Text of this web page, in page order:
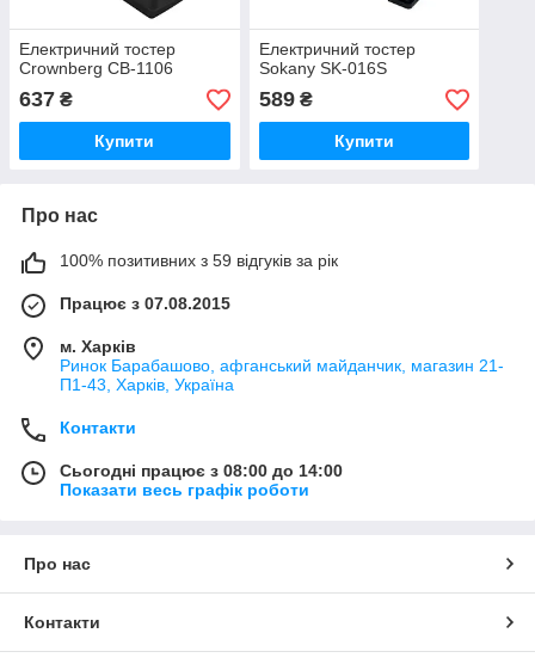
Електричний тостер
Crownberg CB-1106
637 ₴
Купити
Електричний тостер
Sokany SK-016S
589₴
Купити
Про нас
100% позитивних з 59 відгуків за рік
Працює з 07.08.2015
м. Харків
Ринок Барабашово, афганський майданчик, магазин 21-
П1-43, Харків, Україна
Контакти
Сьогодні працює з 08:00 до 14:00
Показати весь графік роботи
Про нас
Контакти